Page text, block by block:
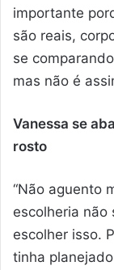
importante
são reais,
se
mas não é
Vanessa se
rosto
“Não aguento
escolheria não
escolher isso.
tinha